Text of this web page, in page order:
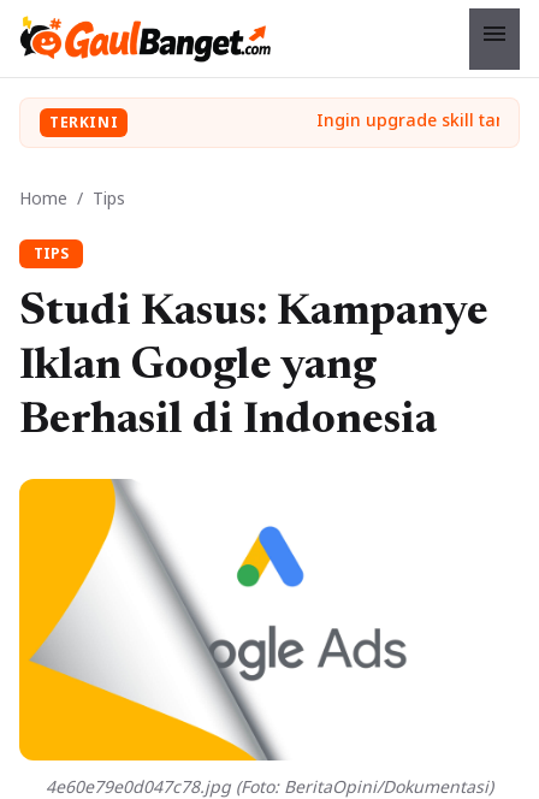
menu
TERKINI
Home / Tips
TIPS
Studi Kasus: Kampanye
Iklan Google yang
Berhasil di Indonesia
4e60e79e0d047c78.jpg (Foto: BeritaOpini/Dokumentasi)